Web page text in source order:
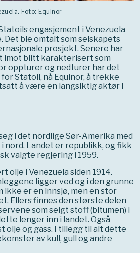
Foto: Equinor
engasjement i Venezuela
Det ble omtalt som selskapets
prosjekt. Senere har
imot blitt karakterisert som
oppturer og nedturer har det
Statoil, nå Equinor, å trekke
å være en langsiktig aktør i
i det nordlige Sør-Amerika med
nord. Landet er republikk, og fikk
valgte regjering i 1959.
olje i Venezuela siden 1914.
ligger ved og i den grunne
ikke er en innsjø, men en stor
Ellers finnes den største delen
som seigt stoff (bitumen) i
lenger inn i landet. Også
olje og gass. I tillegg til alt dette
av kull, gull og andre